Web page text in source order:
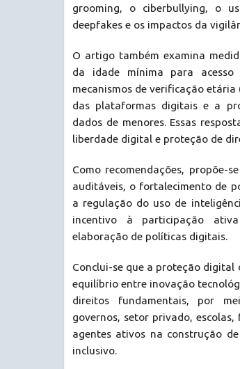
grooming, o ciberbullying, o
deepfakes e os impactos da
O artigo também examina
da idade mínima para
mecanismos de verificação
das plataformas digitais e a
dados de menores. Essas
liberdade digital e proteção de
Como recomendações, propõe-
auditáveis, o fortalecimento de
a regulação do uso de
incentivo à participação
elaboração de políticas digitais.
Conclui-se que a proteção digital
equilíbrio entre inovação
direitos fundamentais, por
governos, setor privado,
agentes ativos na construção
inclusivo.